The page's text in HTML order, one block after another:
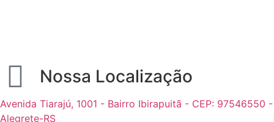
Nossa Localização
Avenida Tiarajú, 1001 - Bairro Ibirapuitã - CEP: 97546550 -
Alegrete-RS